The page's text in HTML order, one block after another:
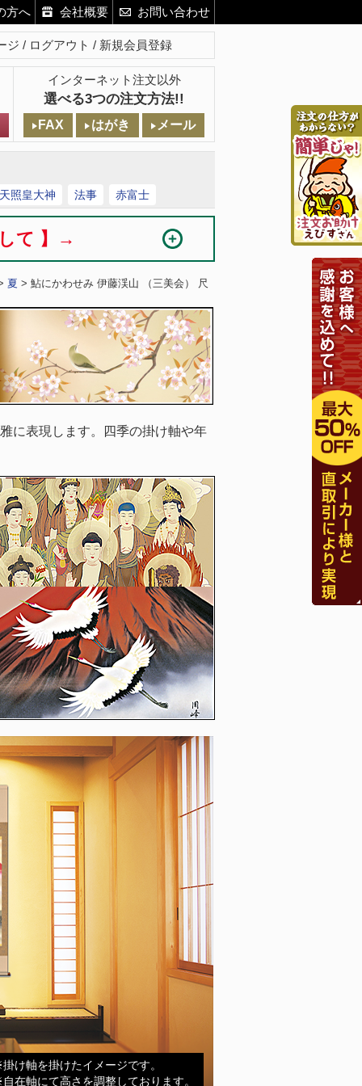
方へ 会社概要 お問い合わせ
ジ ログアウト 新規会員登録
インターネット注文以外
選べる3つの注文方法!!
FAX はがき メール
照皇大神 法事 赤富士
して 】→
夏 > 鮎にかわせみ 伊藤渓山 （三美会） 尺
に表現します。四季の掛け軸や年
け軸を掛けたイメージです。
在軸にて高さを調整しております。